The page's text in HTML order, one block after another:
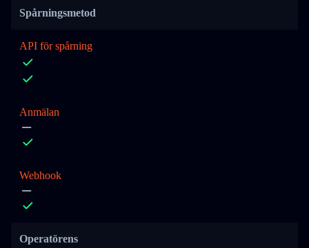
Spårningsmetod
API för spårning
Anmälan
Webhook
Operatörens